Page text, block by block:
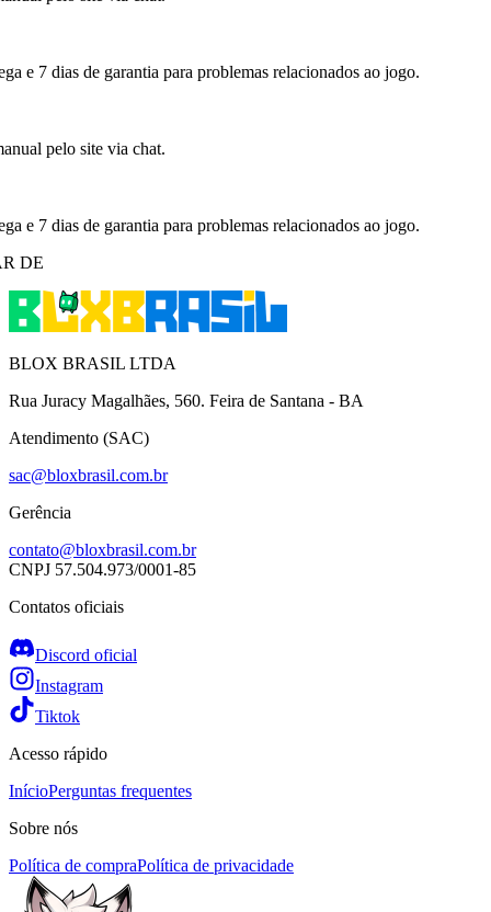
e 7 dias de garantia para problemas relacionados ao jogo.
pelo site via chat.
e 7 dias de garantia para problemas relacionados ao jogo.
DE
BLOX BRASIL LTDA
Rua Juracy Magalhães, 560. Feira de Santana - BA
Atendimento (SAC)
sac@bloxbrasil.com.br
Gerência
contato@bloxbrasil.com.br
CNPJ 57.504.973/0001-85
Contatos oficiais
Discord oficial
Instagram
Tiktok
Acesso rápido
InícioPerguntas frequentes
Sobre nós
Política de compraPolítica de privacidade